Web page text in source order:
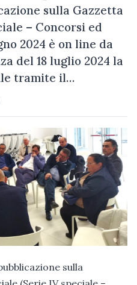
sulla Gazzetta
– Concorsi ed
2024 è on line da
del 18 luglio 2024 la
tramite il…
sulla